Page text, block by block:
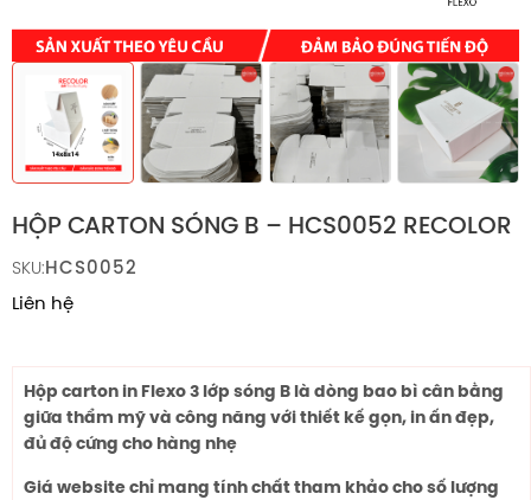
HỘP CARTON SÓNG B – HCS0052 RECOLOR
SKU:HCS0052
Liên hệ
Hộp carton in Flexo 3 lớp sóng B là dòng bao bì cân bằng
giữa thẩm mỹ và công năng với thiết kế gọn, in ấn đẹp,
đủ độ cứng cho hàng nhẹ
Giá website chỉ mang tính chất tham khảo cho số lượng